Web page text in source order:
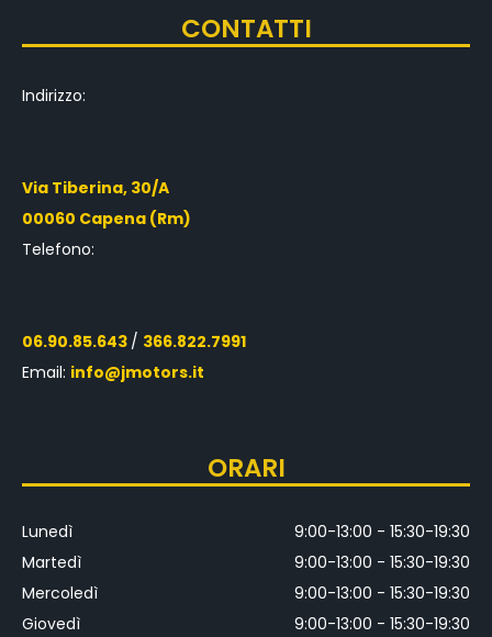
CONTATTI
Indirizzo:
Via Tiberina, 30/A
00060 Capena (Rm)
Telefono:
06.90.85.643 / 366.822.7991
Email: info@jmotors.it
ORARI
Lunedì
9:00-13:00 - 15:30-19:30
Martedì
9:00-13:00 - 15:30-19:30
Mercoledì
9:00-13:00 - 15:30-19:30
Giovedì
9:00-13:00 - 15:30-19:30